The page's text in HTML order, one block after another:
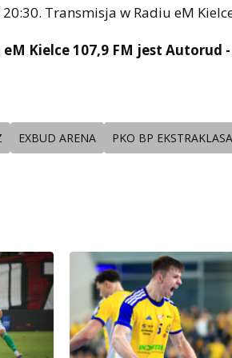
Transmisja w Radiu eM
Kielce 107,9 FM jest Autorud
EXBUD ARENA PKO BP EKSTRAKLASA